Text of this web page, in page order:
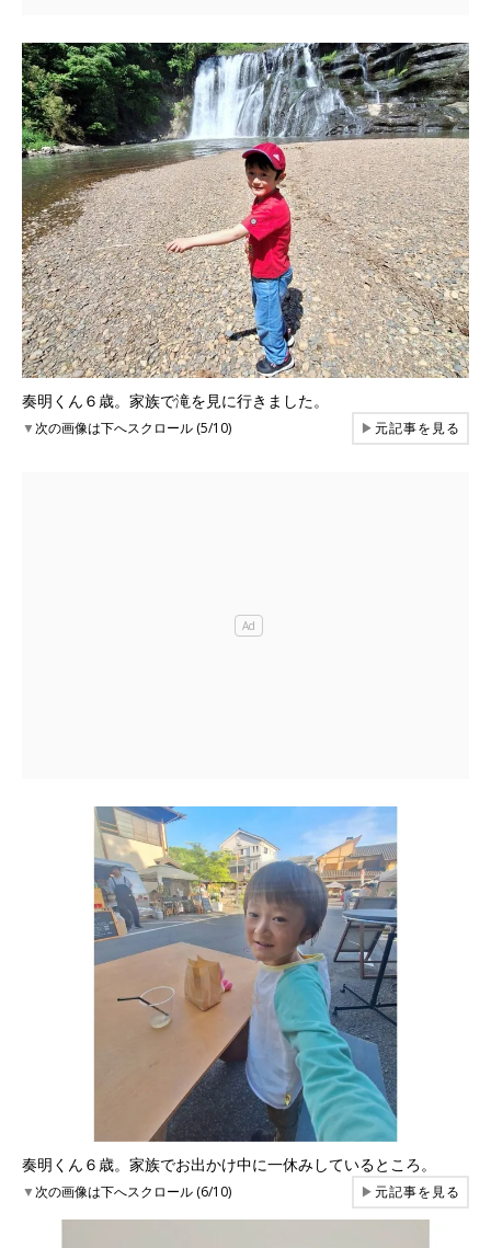
奏明くん６歳。家族で滝を見に行きました。
▼次の画像は下へスクロール (5/10) ▶元記事を見る
奏明くん６歳。家族でお出かけ中に一休みしているところ。
▼次の画像は下へスクロール (6/10) ▶元記事を見る